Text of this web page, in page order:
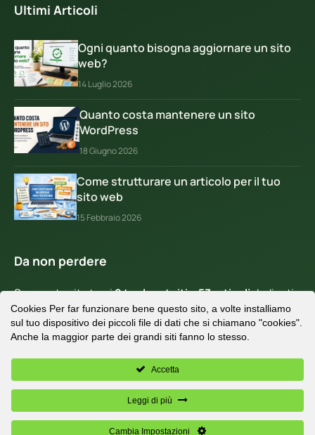
Ultimi Articoli
Ogni quanto bisogna aggiornare un sito
web?
14 Luglio 2026
Quanto costa mantenere un sito
WordPress
18 Giugno 2026
Come strutturare un articolo per il tuo
sito web
15 Febbraio 2026
Da non perdere
Su questo sito trovi9 tool gratuitie53 articolidedicati
a WordPress, SEO e sviluppo web.
Contattamiper una consulenza gratuita.
Michele Bruno - Mickyhood © 2008 - 2026 All rights reserved | P.IVA
IT 04942750284 |Privacy Policy |Cookie Policy
Cookies Per far funzionare bene questo sito, a volte installiamo
sul tuo dispositivo dei piccoli file di dati che si chiamano "cookies".
Anche la maggior parte dei grandi siti fanno lo stesso.
Accetta
Leggi di più
Cambia Impostazioni